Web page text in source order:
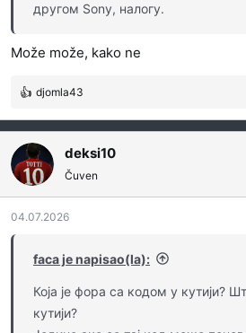
другом Sony, налогу.
Može može, kako ne
R
a
g
o
v
a
n
djomla43
deksi10
Čuven
04.07.2026
faca je napisao(la):
Која је фора са кодом у кутији?
кутији?